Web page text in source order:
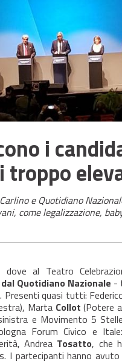
i
e Quotidiano
come legalizzazione,
dove al Teatro
Quotidiano Nazionale -
Presenti quasi tutti:
Marta Collot (Potere
e Movimento 5
Forum Civico e
Andrea Tosatto, che
I partecipanti hanno